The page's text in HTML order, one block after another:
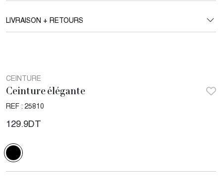
LIVRAISON + RETOURS
CEINTURE
Ceinture élégante
REF : 25810
129.9DT